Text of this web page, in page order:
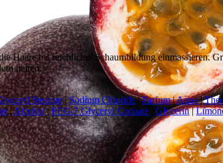
Haare bis reichlicher Schaumbildung einmassieren.
halten.
Stearate | Sodium Chloride | Parfum |Aqua |
|Alcohol | PEG-7 Glyceryl Cocoate Glycerin |